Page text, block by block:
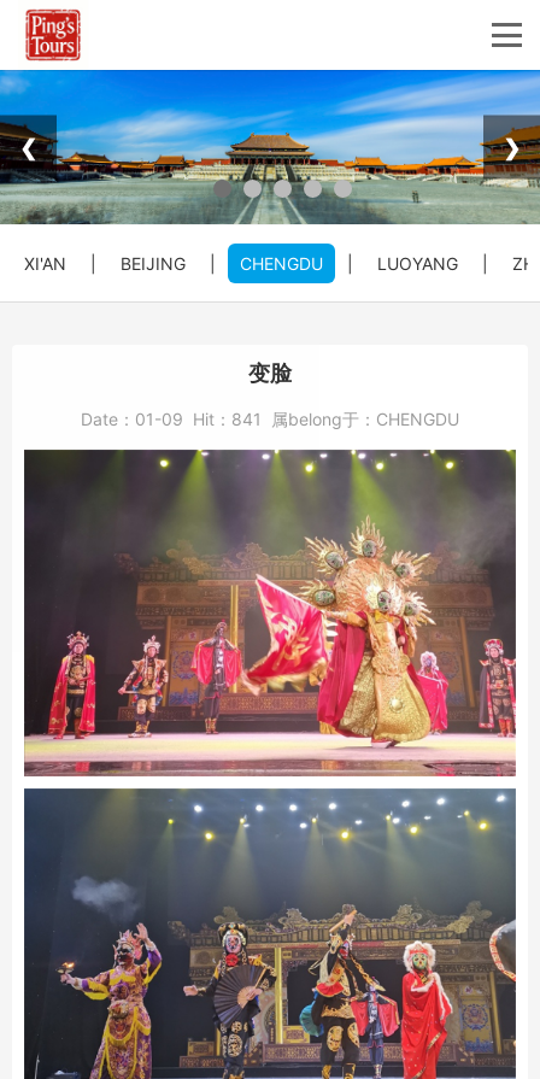
❮ ❯
XI'AN BEIJING CHENGDU LUOYANG
变脸
Date： 01-09 Hit： 841 属belong于： CHENGDU